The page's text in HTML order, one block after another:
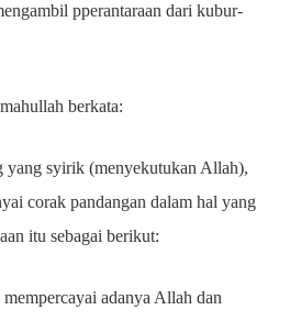
pperantaraan dari kubur-
berkata:
yang syirik (menyekutukan Allah),
corak pandangan dalam hal yang
itu sebagai berikut:
adanya Allah dan